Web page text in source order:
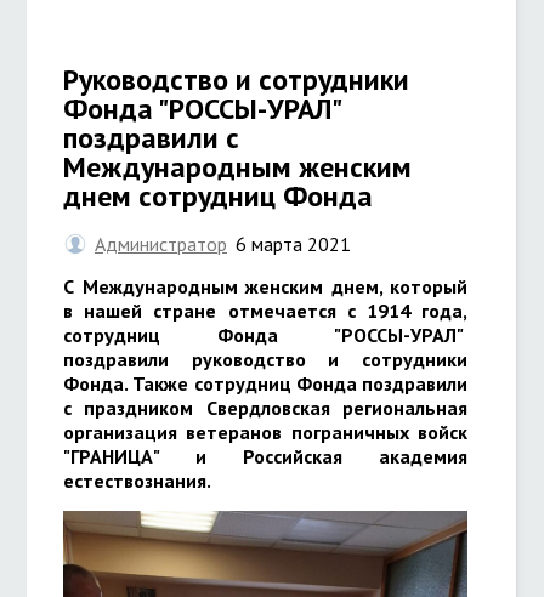
Руководство и сотрудники
Фонда "РОССЫ-УРАЛ"
поздравили с
Международным женским
днем сотрудниц Фонда
Администратор 6 марта 2021
С Международным женским днем, который
в нашей стране отмечается с 1914 года,
сотрудниц Фонда "РОССЫ-УРАЛ"
поздравили руководство и сотрудники
Фонда. Также сотрудниц Фонда поздравили
с праздником Свердловская региональная
организация ветеранов пограничных войск
"ГРАНИЦА" и Российская академия
естествознания.